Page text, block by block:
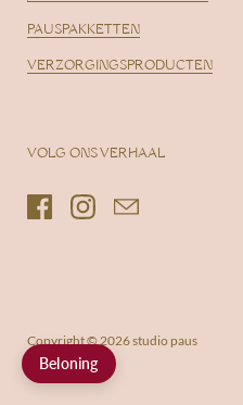
PAUSPAKKETTEN
VERZORGINGSPRODUCTEN
VOLG ONS VERHAAL
FacebookInstagramEmail
Copyright © 2026studio paus
Beloning